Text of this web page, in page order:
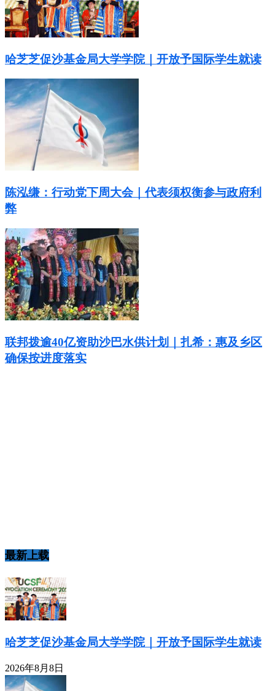
哈芝芝促沙基金局大学学院｜开放予国际学生就读
陈泓缣：行动党下周大会｜代表须权衡参与政府利
弊
联邦拨逾40亿资助沙巴水供计划｜扎希：惠及乡区
确保按进度落实
最新上载
哈芝芝促沙基金局大学学院｜开放予国际学生就读
2026年8月8日